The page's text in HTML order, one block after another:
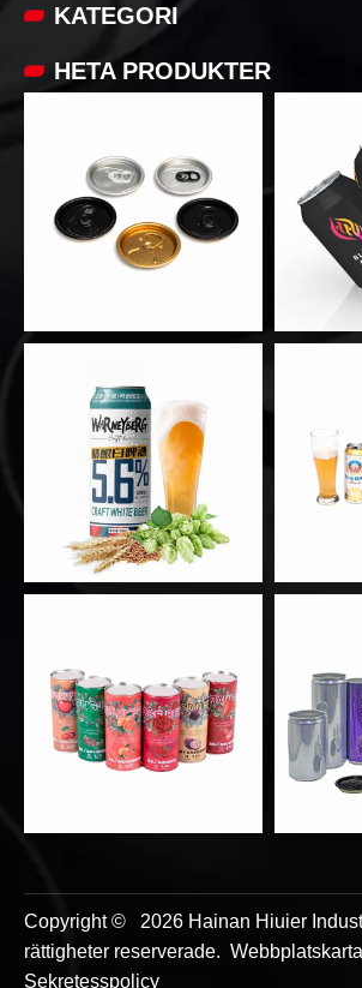
KATEGORI
HETA PRODUKTER
Copyright © 2026 Hainan Hiuier
rättigheter reserverade. Webbplatskarta
Sekretesspolicy